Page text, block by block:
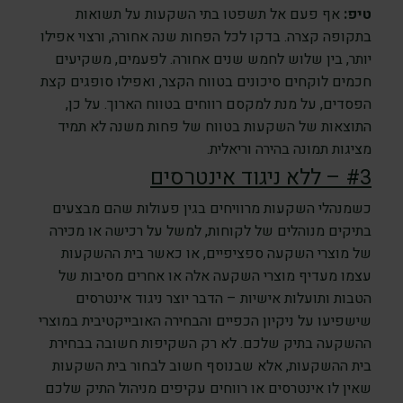
טיפ: אף פעם אל תשפטו בתי השקעות על תשואות
בתקופה קצרה. בדקו לכל הפחות שנה אחורה, ורצוי אפילו
יותר, בין שלוש לחמש שנים אחורה. לפעמים, משקיעים
חכמים לוקחים סיכונים בטווח הקצר, ואפילו סופגים קצת
הפסדים, על מנת למקסם רווחים בטווח הארוך. על כן,
התוצאות של השקעות בטווח של פחות משנה לא תמיד
מציגות תמונה בהירה וריאלית.
#3 – ללא ניגוד אינטרסים
כשמנהלי השקעות מרוויחים בגין פעולות שהם מבצעים
בתיקים מנוהלים של לקוחות, למשל על רכישה או מכירה
של מוצרי השקעה ספציפיים, או כאשר בית ההשקעות
עצמו מעדיף מוצרי השקעה אלה או אחרים מסיבות של
הטבות ותועלות אישיות – הדבר יוצר ניגוד אינטרסים
שישפיעו על ניקיון הכפיים והבחירה האובייקטיבית במוצרי
ההשקעה בתיק שלכם. לא רק השקיפות חשובה בבחירת
בית ההשקעות, אלא שבנוסף חשוב לבחור בית השקעות
שאין לו אינטרסים או רווחים עקיפים מניהול התיק שלכם